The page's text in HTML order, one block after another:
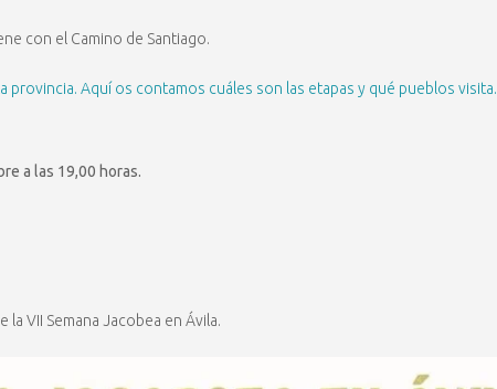
con el Camino de Santiago.
provincia. Aquí os contamos cuáles son las etapas y qué pueblos visita.
a las 19,00 horas.
VII Semana Jacobea en Ávila.